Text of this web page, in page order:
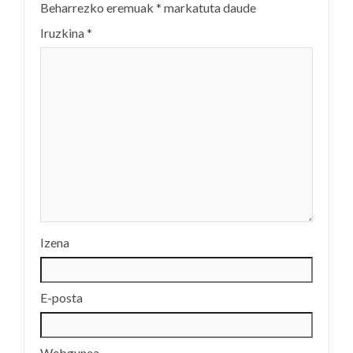
Beharrezko eremuak * markatuta daude
Iruzkina*
Izena
E-posta